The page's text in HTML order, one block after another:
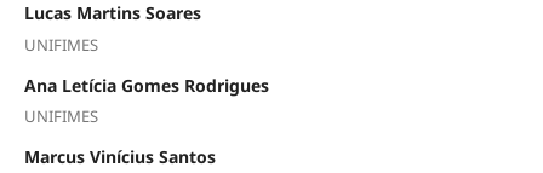
Lucas Martins Soares
UNIFIMES
Ana Letícia Gomes Rodrigues
UNIFIMES
Marcus Vinícius Santos